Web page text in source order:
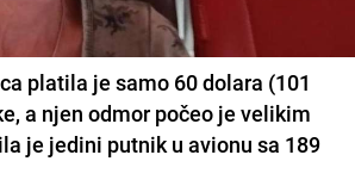
platila je samo 60 dolara (101
a njen odmor počeo je velikim
je jedini putnik u avionu sa 189